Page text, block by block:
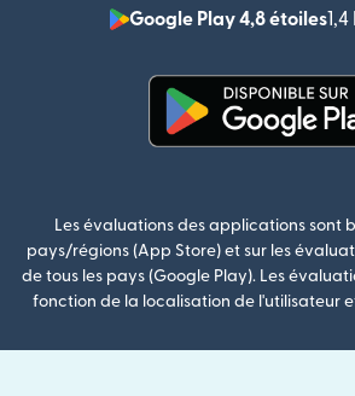
Google Play 4,8 étoiles
Les évaluations des applications sont
pays/régions (App Store) et sur les
de tous les pays (Google Play). Les
fonction de la localisation de l'utilisateur